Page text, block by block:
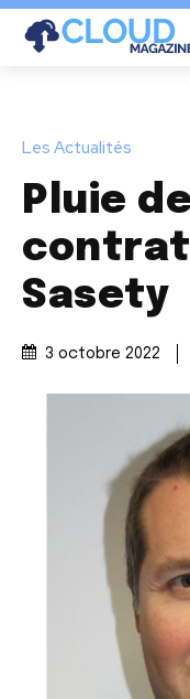
Les Actualités
Pluie
Sasety
3 octobre 2022